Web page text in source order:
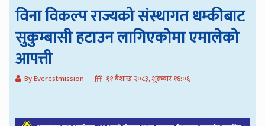
विना विकल्प राज्यको संस्थागत धम्कीबाट
सुकुम्बासी हटाउन लागिएकोमा एमालेको
आपत्ती
By Everestmission ११ बैशाख २०८३, शुक्रबार १६:०६